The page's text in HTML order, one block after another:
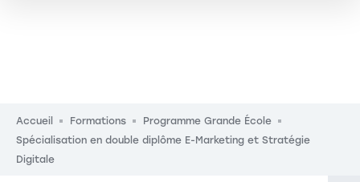
Fil d'Ariane
Accueil Formations
Programme Grande École
Spécialisation en double diplôme E-Marketing et Stratégie
Digitale